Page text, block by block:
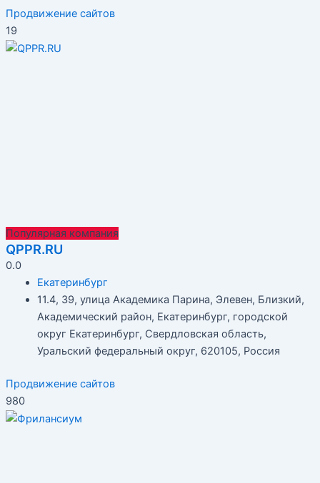
Продвижение сайтов
19
Популярная компания
QPPR.RU
0.0
Екатеринбург
11.4, 39, улица Академика Парина, Элевен, Близкий,
Академический район, Екатеринбург, городской
округ Екатеринбург, Свердловская область,
Уральский федеральный округ, 620105, Россия
Продвижение сайтов
980